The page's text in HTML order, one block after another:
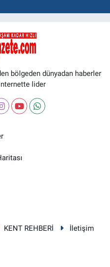
bölgeden dünyadan haberler
lider
KENT REHBERİ
İletişim